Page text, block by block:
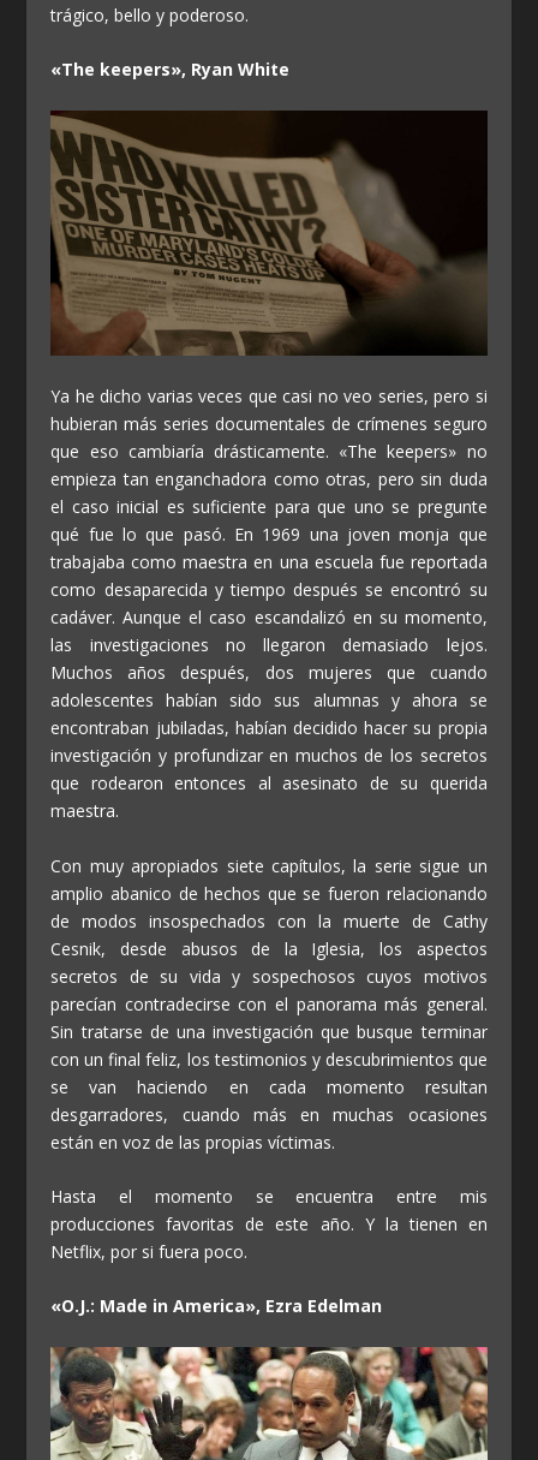
trágico, bello y poderoso.
«The keepers», Ryan White
Ya he dicho varias veces que casi no veo series, pero si
hubieran más series documentales de crímenes seguro
que eso cambiaría drásticamente. «The keepers» no
empieza tan enganchadora como otras, pero sin duda
el caso inicial es suficiente para que uno se pregunte
qué fue lo que pasó. En 1969 una joven monja que
trabajaba como maestra en una escuela fue reportada
como desaparecida y tiempo después se encontró su
cadáver. Aunque el caso escandalizó en su momento,
las investigaciones no llegaron demasiado lejos.
Muchos años después, dos mujeres que cuando
adolescentes habían sido sus alumnas y ahora se
encontraban jubiladas, habían decidido hacer su propia
investigación y profundizar en muchos de los secretos
que rodearon entonces al asesinato de su querida
maestra.
Con muy apropiados siete capítulos, la serie sigue un
amplio abanico de hechos que se fueron relacionando
de modos insospechados con la muerte de Cathy
Cesnik, desde abusos de la Iglesia, los aspectos
secretos de su vida y sospechosos cuyos motivos
parecían contradecirse con el panorama más general.
Sin tratarse de una investigación que busque terminar
con un final feliz, los testimonios y descubrimientos que
se van haciendo en cada momento resultan
desgarradores, cuando más en muchas ocasiones
están en voz de las propias víctimas.
Hasta el momento se encuentra entre mis
producciones favoritas de este año. Y la tienen en
Netflix, por si fuera poco.
«O.J.: Made in America», Ezra Edelman